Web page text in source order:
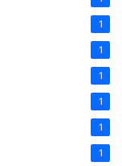
1
1
1
1
1
1